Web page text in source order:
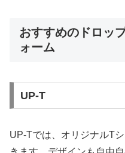
おすすめのドロッ
ォーム
UP-T
UP-Tでは、オリジナルT